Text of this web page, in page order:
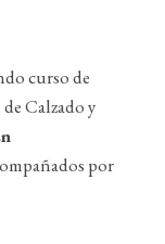
curso de
Calzado y
por